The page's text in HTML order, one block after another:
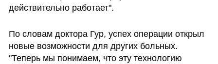
действительно работает".
По словам доктора Гур, успех операции открыл
новые возможности для других больных.
"Теперь мы понимаем, что эту технологию